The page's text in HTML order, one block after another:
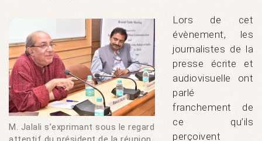
M. Jalali s’exprimant sous le regard
Lors de cet
évènement, les
journalistes de la
presse écrite et
audiovisuelle ont
parlé
franchement de
ce qu’ils
perçoivent